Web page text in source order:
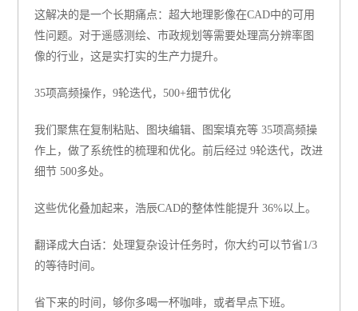
这解决的是一个长期痛点：超大地理影像在CAD中的可用
性问题。对于遥感测绘、市政规划等需要处理高分辨率图
像的行业，这是实打实的生产力提升。
35项高频操作，9轮迭代，500+细节优化
我们聚焦在复制粘贴、图块编辑、图案填充等 35项高频操
作 上，做了系统性的梳理和优化。前后经过 9轮迭代，改进
细节 500多处。
这些优化叠加起来，浩辰CAD的整体性能提升 36%以上。
翻译成大白话： 处理复杂设计任务时，你大约可以节省1/3
的等待时间。
省下来的时间，够你多喝一杯咖啡，或者早点下班。